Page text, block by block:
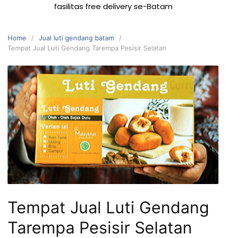
fasilitas free delivery se-Batam
Home
Jual luti gendang batam
Tempat Jual Luti Gendang Tarempa Pesisir Selatan
Tempat Jual Luti Gendang
Tarempa Pesisir Selatan